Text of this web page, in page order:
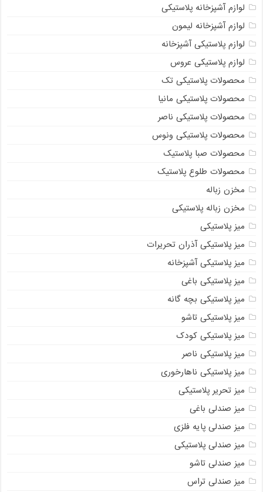
لوازم آشپزخانه پلاستیکی
لوازم آشپزخانه لیمون
لوازم پلاستیکی آشپزخانه
لوازم پلاستیکی عروس
محصولات پلاستیکی تک
محصولات پلاستیکی مانیا
محصولات پلاستیکی ناصر
محصولات پلاستیکی ونوس
محصولات صبا پلاستیک
محصولات طلوع پلاستیک
مخزن زباله
مخزن زباله پلاستیکی
میز پلاستیکی
میز پلاستیکی آذران تحریرات
میز پلاستیکی آشپزخانه
میز پلاستیکی باغی
میز پلاستیکی بچه گانه
میز پلاستیکی تاشو
میز پلاستیکی کودک
میز پلاستیکی ناصر
میز پلاستیکی ناهارخوری
میز تحریر پلاستیکی
میز صندلی باغی
میز صندلی پایه فلزی
میز صندلی پلاستیکی
میز صندلی تاشو
میز صندلی تراس